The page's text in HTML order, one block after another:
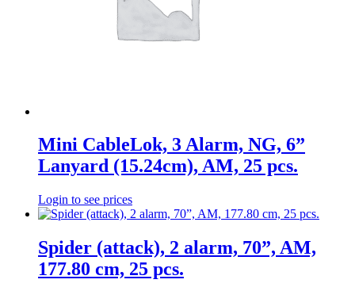
Mini CableLok, 3 Alarm, NG, 6”
Lanyard (15.24cm), AM, 25 pcs.
Login to see prices
Spider (attack), 2 alarm, 70”, AM,
177.80 cm, 25 pcs.